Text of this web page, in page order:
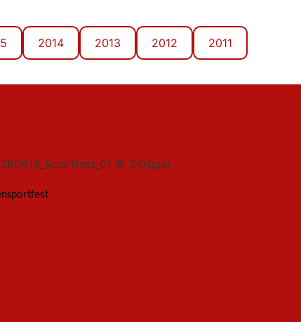
2014 2013 2012 2011